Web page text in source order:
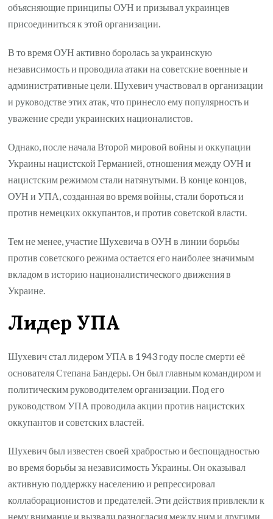
объясняющие принципы ОУН и призывал украинцев
присоединиться к этой организации.
В то время ОУН активно боролась за украинскую
независимость и проводила атаки на советские военные и
административные цели. Шухевич участвовал в организации
и руководстве этих атак, что принесло ему популярность и
уважение среди украинских националистов.
Однако, после начала Второй мировой войны и оккупации
Украины нацистской Германией, отношения между ОУН и
нацистским режимом стали натянутыми. В конце концов,
ОУН и УПА, созданная во время войны, стали бороться и
против немецких оккупантов, и против советской власти.
Тем не менее, участие Шухевича в ОУН в линии борьбы
против советского режима остается его наиболее значимым
вкладом в историю националистического движения в
Украине.
Лидер УПА
Шухевич стал лидером УПА в 1943 году после смерти её
основателя Степана Бандеры. Он был главным командиром и
политическим руководителем организации. Под его
руководством УПА проводила акции против нацистских
оккупантов и советских властей.
Шухевич был известен своей храбростью и беспощадностью
во время борьбы за независимость Украины. Он оказывал
активную поддержку населению и репрессировал
коллаборационистов и предателей. Эти действия привлекли к
нему внимание и вызвали разногласия между ним и другими